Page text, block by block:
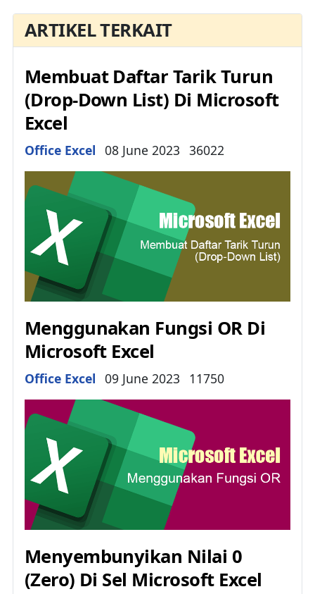
ARTIKEL TERKAIT
Membuat Daftar Tarik Turun
(Drop-Down List) Di Microsoft
Excel
Details
Office Excel 08 June 2023 36022
Menggunakan Fungsi OR Di
Microsoft Excel
Details
Office Excel 09 June 2023 11750
Menyembunyikan Nilai 0
(Zero) Di Sel Microsoft Excel